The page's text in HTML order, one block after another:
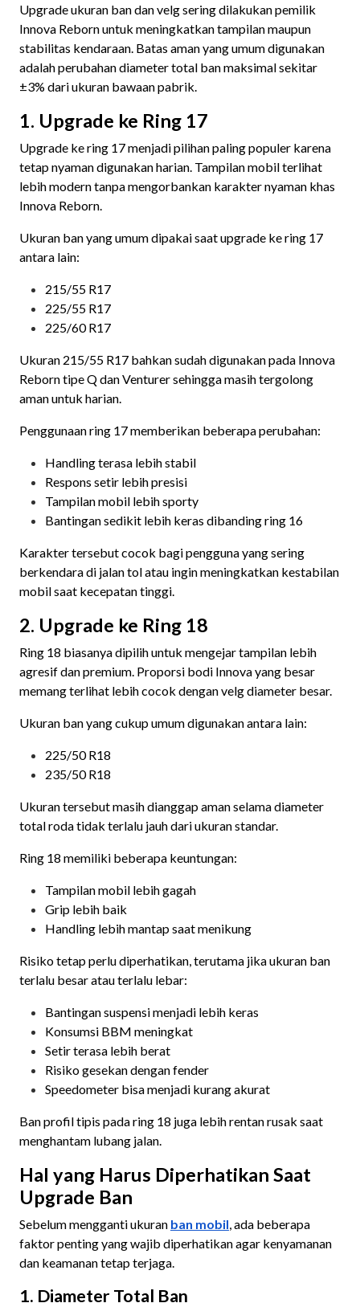
Upgrade ukuran ban dan velg sering dilakukan pemilik
Innova Reborn untuk meningkatkan tampilan maupun
stabilitas kendaraan. Batas aman yang umum digunakan
adalah perubahan diameter total ban maksimal sekitar
±3% dari ukuran bawaan pabrik.
1. Upgrade ke Ring 17
Upgrade ke ring 17 menjadi pilihan paling populer karena
tetap nyaman digunakan harian. Tampilan mobil terlihat
lebih modern tanpa mengorbankan karakter nyaman khas
Innova Reborn.
Ukuran ban yang umum dipakai saat upgrade ke ring 17
antara lain:
215/55 R17
225/55 R17
225/60 R17
Ukuran 215/55 R17 bahkan sudah digunakan pada Innova
Reborn tipe Q dan Venturer sehingga masih tergolong
aman untuk harian.
Penggunaan ring 17 memberikan beberapa perubahan:
Handling terasa lebih stabil
Respons setir lebih presisi
Tampilan mobil lebih sporty
Bantingan sedikit lebih keras dibanding ring 16
Karakter tersebut cocok bagi pengguna yang sering
berkendara di jalan tol atau ingin meningkatkan kestabilan
mobil saat kecepatan tinggi.
2. Upgrade ke Ring 18
Ring 18 biasanya dipilih untuk mengejar tampilan lebih
agresif dan premium. Proporsi bodi Innova yang besar
memang terlihat lebih cocok dengan velg diameter besar.
Ukuran ban yang cukup umum digunakan antara lain:
225/50 R18
235/50 R18
Ukuran tersebut masih dianggap aman selama diameter
total roda tidak terlalu jauh dari ukuran standar.
Ring 18 memiliki beberapa keuntungan:
Tampilan mobil lebih gagah
Grip lebih baik
Handling lebih mantap saat menikung
Risiko tetap perlu diperhatikan, terutama jika ukuran ban
terlalu besar atau terlalu lebar:
Bantingan suspensi menjadi lebih keras
Konsumsi BBM meningkat
Setir terasa lebih berat
Risiko gesekan dengan fender
Speedometer bisa menjadi kurang akurat
Ban profil tipis pada ring 18 juga lebih rentan rusak saat
menghantam lubang jalan.
Hal yang Harus Diperhatikan Saat
Upgrade Ban
Sebelum mengganti ukuran ban mobil , ada beberapa
faktor penting yang wajib diperhatikan agar kenyamanan
dan keamanan tetap terjaga.
1. Diameter Total Ban